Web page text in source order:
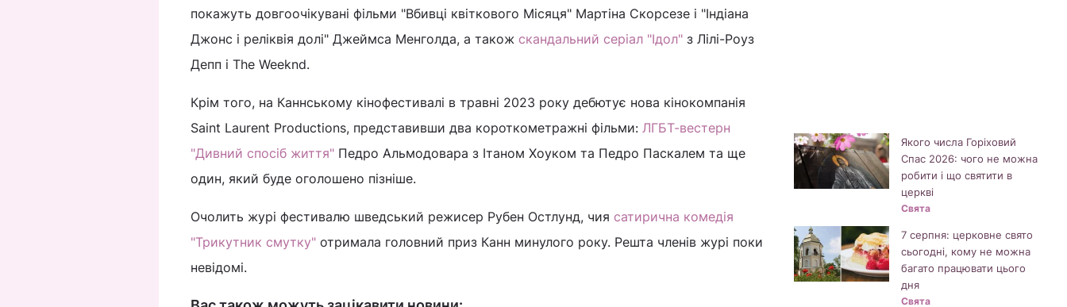
покажуть довгоочікувані фільми "Вбивці квіткового Місяця" Мартіна Скорсезе і "Індіана
Джонс і реліквія долі" Джеймса Менголда, а також скандальний серіал "Ідол" з Лілі-Роуз
Депп і The Weeknd.
Крім того, на Каннському кінофестивалі в травні 2023 року дебютує нова кінокомпанія
Saint Laurent Productions, представивши два короткометражні фільми: ЛГБТ-вестерн
"Дивний спосіб життя" Педро Альмодовара з Ітаном Хоуком та Педро Паскалем та ще
один, який буде оголошено пізніше.
Очолить журі фестивалю шведський режисер Рубен Остлунд, чия сатирична комедія
"Трикутник смутку" отримала головний приз Канн минулого року. Решта членів журі поки
невідомі.
Якого числа Горіховий
Спас 2026: чого не можна
робити і що святити в
церкві
Свята
7 серпня: церковне свято
сьогодні, кому не можна
багато працювати цього
дня
Свята